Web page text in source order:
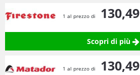
1 al prezzo di 130,49
Scopri di più
1 al prezzo di 130,49